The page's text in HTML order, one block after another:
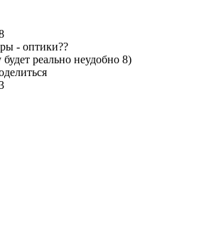
- оптики??
реально неудобно 8)